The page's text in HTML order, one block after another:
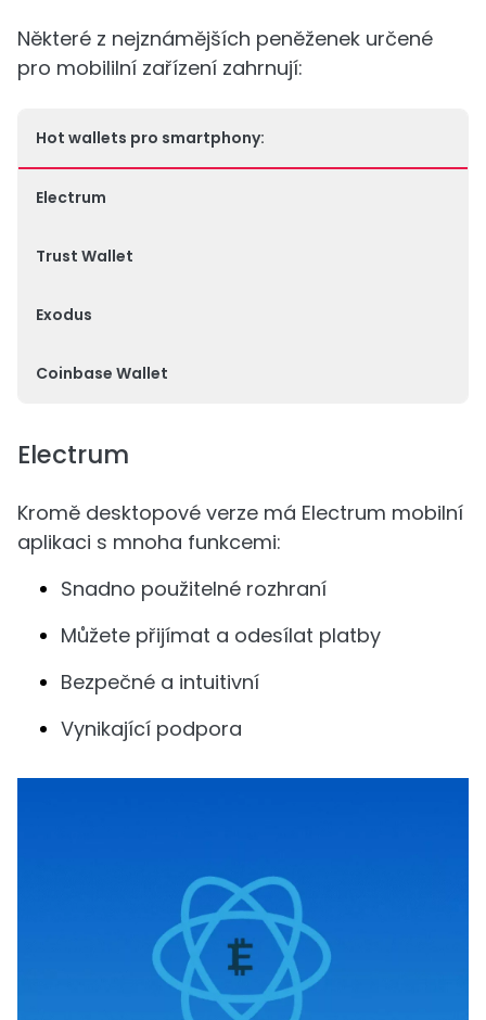
Některé z nejznámějších peněženek určené
pro mobililní zařízení zahrnují:
Hot wallets pro smartphony:
Electrum
Trust Wallet
Exodus
Coinbase Wallet
Electrum
Kromě desktopové verze má Electrum mobilní
aplikaci s mnoha funkcemi:
Snadno použitelné rozhraní
Můžete přijímat a odesílat platby
Bezpečné a intuitivní
Vynikající podpora